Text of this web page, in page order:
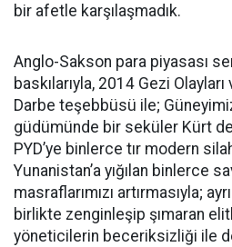
bir afetle karşılaşmadık.
Anglo-Sakson para piyasası
baskılarıyla, 2014 Gezi
Darbe teşebbüsü ile;
güdümünde bir seküler Kürt
PYD’ye binlerce tır modern
Yunanistan’a yığılan binlerce
masraflarımızı artırmasıyla;
birlikte zenginleşip şımaran
yöneticilerin beceriksizliği ile